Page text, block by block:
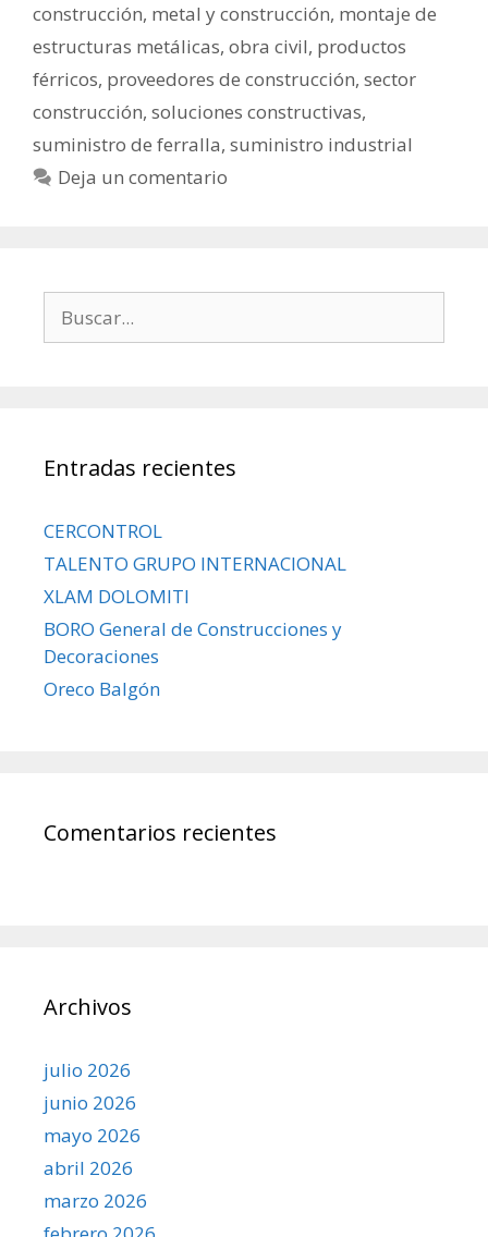
construcción, metal y construcción, montaje de
estructuras metálicas, obra civil, productos
férricos, proveedores de construcción, sector
construcción, soluciones constructivas,
suministro de ferralla, suministro industrial
Deja un comentario
Entradas recientes
CERCONTROL
TALENTO GRUPO INTERNACIONAL
XLAM DOLOMITI
BORO General de Construcciones y
Decoraciones
Oreco Balgón
Comentarios recientes
Archivos
julio 2026
junio 2026
mayo 2026
abril 2026
marzo 2026